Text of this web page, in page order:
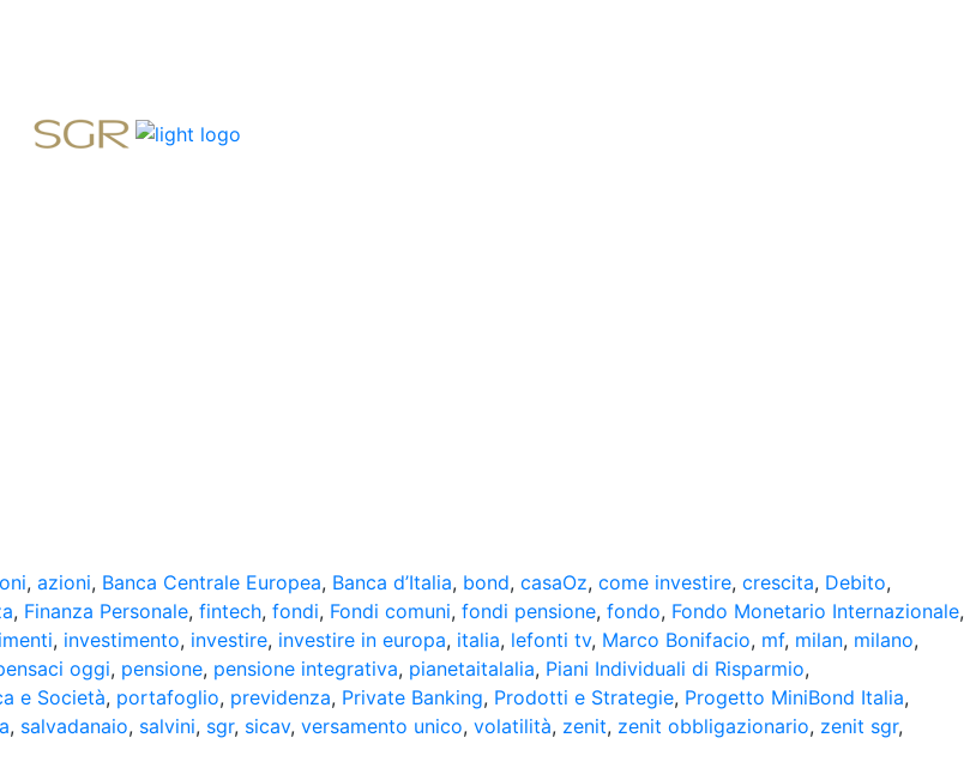
, azioni, Banca Centrale Europea, Banca d’Italia, bond, casaOz, come investire, crescita, Debito,
, Finanza Personale, fintech, fondi, Fondi comuni, fondi pensione, fondo, Fondo Monetario Internazionale,
, investimento, investire, investire in europa, italia, lefonti tv, Marco Bonifacio, mf, milan, milano,
oggi, pensione, pensione integrativa, pianetaitalalia, Piani Individuali di Risparmio,
e Società, portafoglio, previdenza, Private Banking, Prodotti e Strategie, Progetto MiniBond Italia,
, salvadanaio, salvini, sgr, sicav, versamento unico, volatilità, zenit, zenit obbligazionario, zenit sgr,